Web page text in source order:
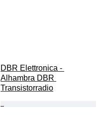
DBR Elettronica -
Alhambra DBR
Transistorradio